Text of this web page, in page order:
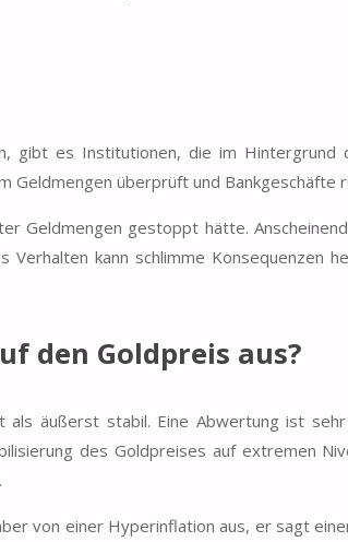
gibt es Institutionen, die im Hintergrund
Geldmengen überprüft und Bankgeschäfte
Geldmengen gestoppt hätte.
kann schlimme Konsequenzen
den Goldpreis aus?
äußerst stabil. Eine Abwertung ist sehr
des Goldpreises auf extremen
von einer Hyperinflation aus, er sagt